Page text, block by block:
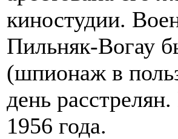
киностудии.
Пильняк-Вогау
(шпионаж в
день
1956 года.